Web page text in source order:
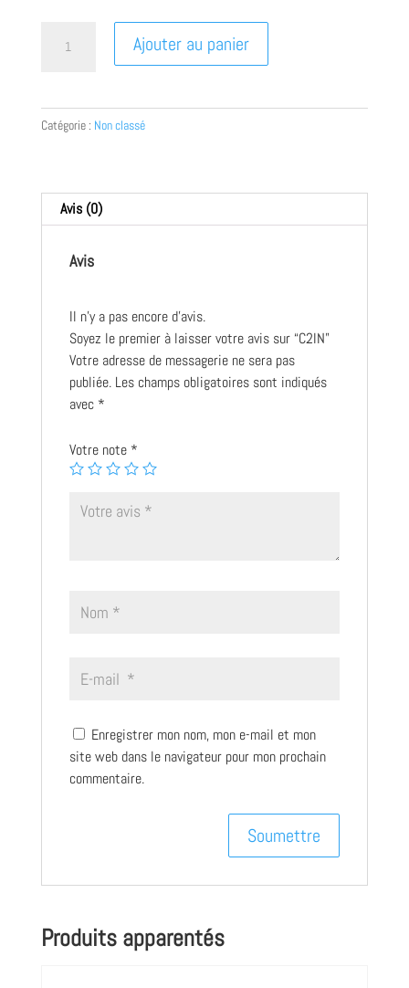
Ajouter au panier
Catégorie : Non classé
Avis (0)
Avis
Il n’y a pas encore d’avis.
Soyez le premier à laisser votre avis sur “C2IN”
Votre adresse de messagerie ne sera pas
publiée.Les champs obligatoires sont indiqués
avec *
Votre note *
Enregistrer mon nom, mon e-mail et mon
site web dans le navigateur pour mon prochain
commentaire.
Produits apparentés